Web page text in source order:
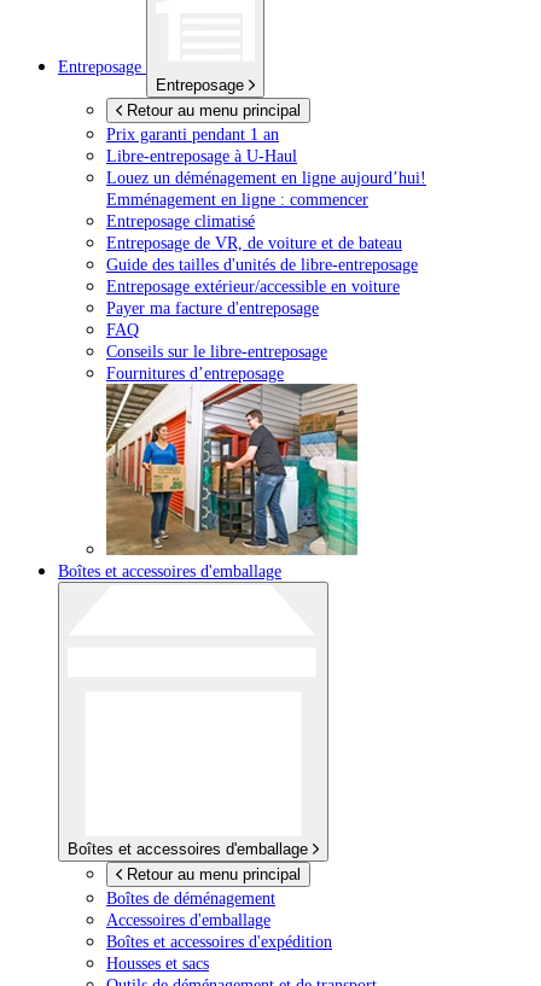
Entreposage
Entreposage
Retour au menu principal
Prix garanti pendant 1 an
Libre-entreposage à U-Haul
Louez un déménagement en ligne aujourd’hui!
Emménagement en ligne : commencer
Entreposage climatisé
Entreposage de VR, de voiture et de bateau
Guide des tailles d'unités de libre-entreposage
Entreposage extérieur/accessible en voiture
Payer ma facture d'entreposage
FAQ
Conseils sur le libre-entreposage
Fournitures d’entreposage
Boîtes et accessoires d'emballage
Boîtes et accessoires d'emballage
Retour au menu principal
Boîtes de déménagement
Accessoires d'emballage
Boîtes et accessoires d'expédition
Housses et sacs